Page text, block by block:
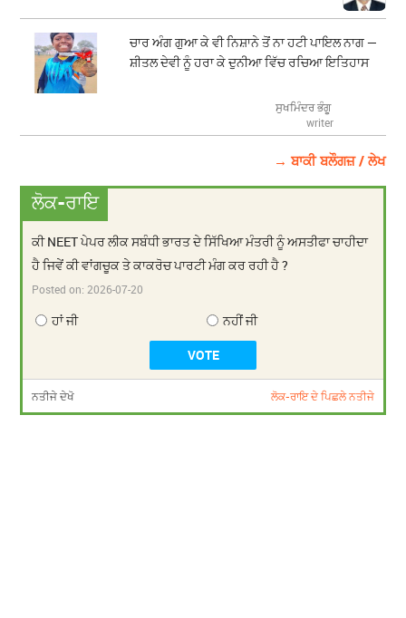
ਚਾਰ ਅੰਗ ਗੁਆ ਕੇ ਵੀ ਨਿਸ਼ਾਨੇ ਤੋਂ ਨਾ ਹਟੀ ਪਾਇਲ ਨਾਗ —
ਸ਼ੀਤਲ ਦੇਵੀ ਨੂੰ ਹਰਾ ਕੇ ਦੁਨੀਆ ਵਿੱਚ ਰਚਿਆ ਇਤਿਹਾਸ
ਸੁਖਮਿੰਦਰ ਭੰਗੂ
writer
→ ਬਾਕੀ ਬਲੌਗਜ਼ / ਲੇਖ
ਲੋਕ-ਰਾਇ
ਕੀ NEET ਪੇਪਰ ਲੀਕ ਸਬੰਧੀ ਭਾਰਤ ਦੇ ਸਿੱਖਿਆ ਮੰਤਰੀ ਨੂੰ ਅਸਤੀਫਾ ਚਾਹੀਦਾ
ਹੈ ਜਿਵੇਂ ਕੀ ਵਾਂਗਚੂਕ ਤੇ ਕਾਕਰੋਚ ਪਾਰਟੀ ਮੰਗ ਕਰ ਰਹੀ ਹੈ ?
Posted on:2026-07-20
ਹਾਂ ਜੀ ਨਹੀਂ ਜੀ
ਨਤੀਜੇ ਦੇਖੋ ਲੋਕ-ਰਾਇ ਦੇ ਪਿਛਲੇ ਨਤੀਜੇ